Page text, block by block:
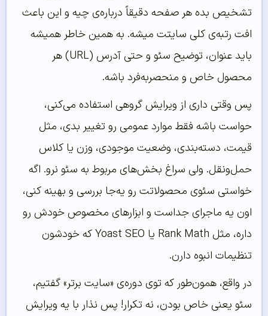
تشخیص بده هر صفحه دقیقاً درباره‌ی چیه و این باعث
افت رتبه‌ی کلی سایتت میشه. به همین خاطر همیشه
باید عنوان، توضیح سئو و حتی آدرس (URL) هر
محصول خاص و منحصربه‌فرد باشه.
پس وقتی داری از ویرایش گروهی استفاده می‌کنی،
حواست باشه فقط موارد عمومی رو تغییر بدی، مثل
قیمت، دسته‌بندی، وضعیت موجودی، وزن یا کلاس
حمل‌ونقل. ولی سراغ بخش‌های مربوط به سئو نرو. اگه
خواستی سئوی محصولاتت رو یه‌جا بررسی و بهینه کنی،
اون یه ماجرای جداست و ابزارهای مخصوص خودش رو
داره، مثل Rank Math یا Yoast SEO که خودشون
تنظیمات انبوه دارن.
در واقع، همون‌طور که توی دوره‌ی «سایت برتر» گفتیم،
سئو یعنی خاص بودن، نه تکرار! پس نذار با یه ویرایش